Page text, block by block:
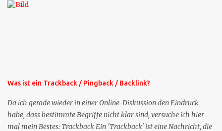
bekommen Sie kostenlos eine weitere Folge. Die Startsequenz ist 16
Was ist ein Trackback / Pingback / Backlink?
Da ich gerade wieder in einer Online-Diskussion den Eindruck
habe, dass bestimmte Begriffe nicht klar sind, versuche ich hier
mal mein Bestes: Trackback Ein 'Trackback' ist eine Nachricht, die